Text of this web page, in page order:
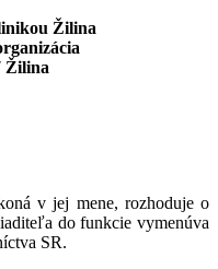
Žilina
Žilina
v jej mene, rozhoduje o
do funkcie vymenúva
SR.